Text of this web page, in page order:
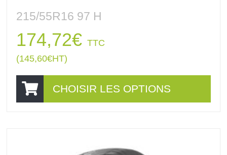
215/55R16 97 H
174,72€ TTC
(145,60€HT)
CHOISIR LES OPTIONS